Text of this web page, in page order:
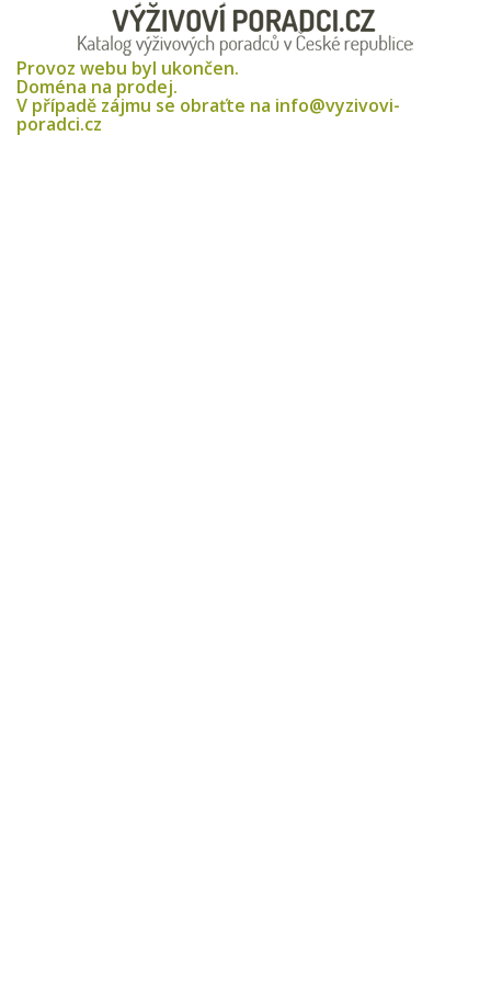
Provoz webu byl ukončen.
Doména na prodej.
V případě zájmu se obraťte na info@vyzivovi-
poradci.cz